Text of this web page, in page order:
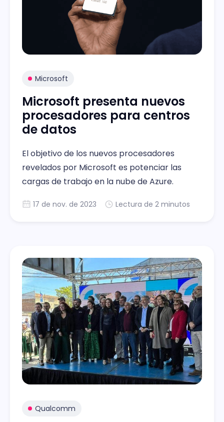
Microsoft
Microsoft presenta nuevos
procesadores para centros
de datos
El objetivo de los nuevos procesadores
revelados por Microsoft es potenciar las
cargas de trabajo en la nube de Azure.
17 de nov. de 2023 Lectura de 2 minutos
Qualcomm